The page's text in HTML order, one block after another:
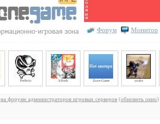
Форум Монитор
Perfecto kiberk Zone-Game snake
на форуме администраторов игровых серверов (обновить окно)